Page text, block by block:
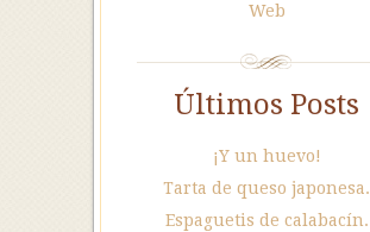
Web
Últimos Posts
¡Y un huevo!
Tarta de queso japonesa.
Espaguetis de calabacín.